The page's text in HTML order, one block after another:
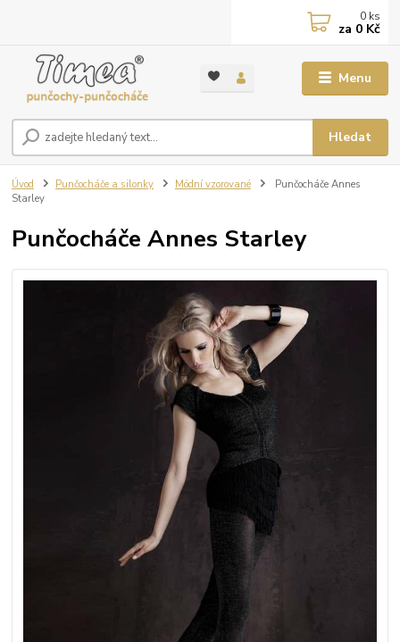
Menu
Hledat
0 ks
za 0 Kč
Úvod Punčocháče a silonky Módní vzorované
Punčocháče Annes
Starley
Punčocháče Annes Starley